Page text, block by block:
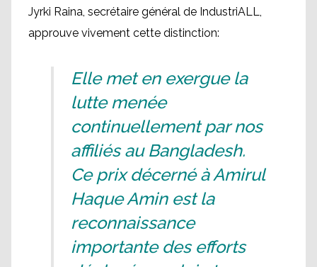
Jyrki Raina, secrétaire général de IndustriALL,
approuve vivement cette distinction:
Elle met en exergue la
lutte menée
continuellement par nos
affiliés au Bangladesh.
Ce prix décerné à Amirul
Haque Amin est la
reconnaissance
importante des efforts